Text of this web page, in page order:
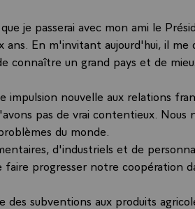
je passerai avec mon ami le
ans. En m'invitant aujourd'hui, il me
connaître un grand pays et de
impulsion nouvelle aux relations
pas de vrai contentieux. Nous
du monde.
d'industriels et de
progresser notre coopération
subventions aux produits